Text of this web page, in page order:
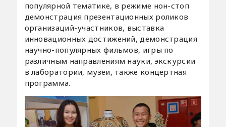
популярной тематике, в режиме нон-стоп
демонстрация презентационных роликов
организаций-участников, выставка
инновационных достижений, демонстрация
научно-популярных фильмов, игры по
различным направлениям науки, экскурсии
в лаборатории, музеи, также концертная
программа.